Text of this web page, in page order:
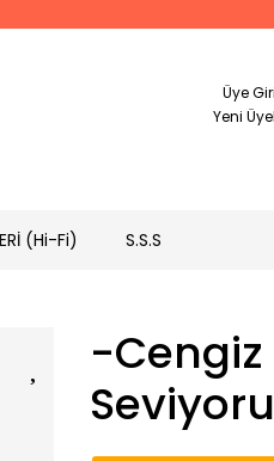
Üye
Yeni
(Hi-Fi) S.S.S
-